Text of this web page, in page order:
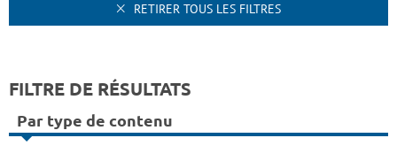
RETIRER TOUS LES FILTRES
FILTRE DE RÉSULTATS
Par type de contenu